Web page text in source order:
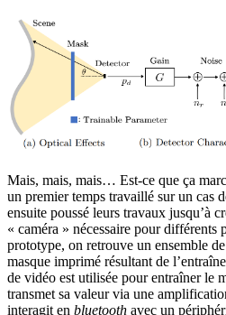
Mais, mais, mais… Est-ce que ça
un premier temps travaillé sur un cas
ensuite poussé leurs travaux jusqu’à
« caméra » nécessaire pour différents
prototype, on retrouve un ensemble
masque imprimé résultant de
de vidéo est utilisée pour entraîner le
transmet sa valeur via une
interagit en bluetooth avec un